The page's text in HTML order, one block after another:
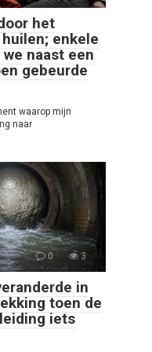
het
enkele
naast een
gebeurde
waarop mijn
naar
0 3
in
toen de
iets